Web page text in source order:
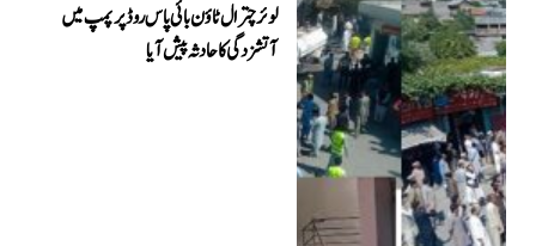
لوئر چترال ٹاؤن بائی پاس روڈ پر پمپ میں
آتشزدگی کا حادثہ پیش آیا